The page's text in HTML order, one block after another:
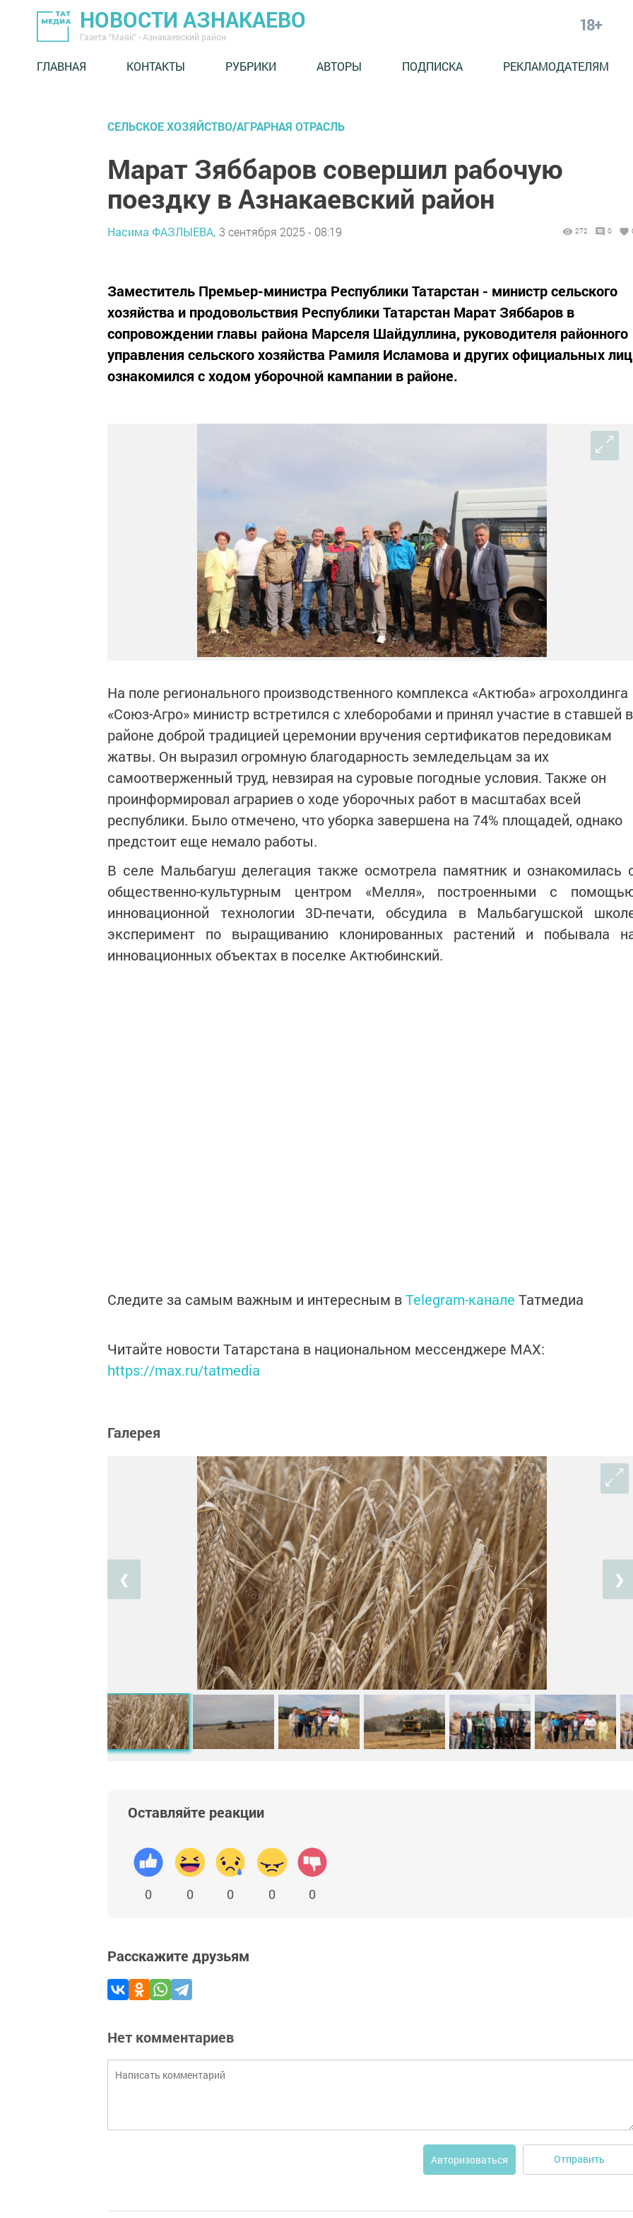
НОВОСТИ АЗНАКАЕВО
Газета "Маяк" - Азнакаевский район
18+
ГЛАВНАЯ КОНТАКТЫ РУБРИКИ АВТОРЫ ПОДПИСКА РЕКЛАМОДАТЕЛЯМ
СЕЛЬСКОЕ ХОЗЯЙСТВО/АГРАРНАЯ ОТРАСЛЬ
Марат Зяббаров совершил рабочую
поездку в Азнакаевский район
Насима ФАЗЛЫЕВА, 3 сентября 2025 - 08:19 272 0
Заместитель Премьер-министра Республики Татарстан - министр сельского
хозяйства и продовольствия Республики Татарстан Марат Зяббаров в
сопровождении главы района Марселя Шайдуллина, руководителя районного
управления сельского хозяйства Рамиля Исламова и других официальных лиц
ознакомился с ходом уборочной кампании в районе.
На поле регионального производственного комплекса «Актюба» агрохолдинга
«Союз-Агро» министр встретился с хлеборобами и принял участие в ставшей в
районе доброй традицией церемонии вручения сертификатов передовикам
жатвы. Он выразил огромную благодарность земледельцам за их
самоотверженный труд, невзирая на суровые погодные условия. Также он
проинформировал аграриев о ходе уборочных работ в масштабах всей
республики. Было отмечено, что уборка завершена на 74% площадей, однако
предстоит еще немало работы.
В селе Мальбагуш делегация также осмотрела памятник и ознакомилась
общественно-культурным центром «Мелля», построенными с
инновационной технологии 3D-печати, обсудила в Мальбагушской
эксперимент по выращиванию клонированных растений и побывала
инновационных объектах в поселке Актюбинский.
Следите за самым важным и интересным вTelegram-канале Татмедиа
Читайте новости Татарстана в национальном мессенджере MАХ:
https://max.ru/tatmedia
Галерея
❮ ❯
Оставляйте реакции
0 0 0 0 0
Расскажите друзьям
Нет комментариев
Авторизоваться Отправить